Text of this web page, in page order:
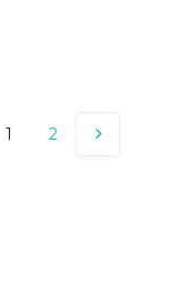
1 2